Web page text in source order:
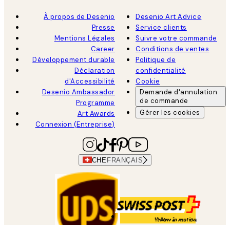
À propos de Desenio
Presse
Mentions Légales
Career
Développement durable
Déclaration
d'Accessibilité
Desenio Ambassador
Programme
Art Awards
Connexion (Entreprise)
Desenio Art Advice
Service clients
Suivre votre commande
Conditions de ventes
Politique de
confidentialité
Cookie
Demande d'annulation
de commande
Gérer les cookies
CHE FRANÇAIS